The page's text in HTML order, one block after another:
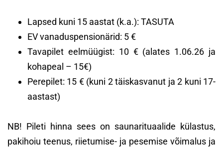
Lapsed kuni 15 aastat (k.a.): TASUTA
EV vanaduspensionärid: 5 €
Tavapilet eelmüügist: 10 € (alates 1.06.26 ja
kohapeal – 15€)
Perepilet: 15 € (kuni 2 täiskasvanut ja 2 kuni 17-
aastast)
NB! Pileti hinna sees on saunarituaalide külastus,
pakihoiu teenus, riietumise- ja pesemise võimalus ja